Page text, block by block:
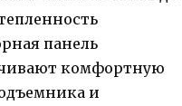
панель
комфортную
и